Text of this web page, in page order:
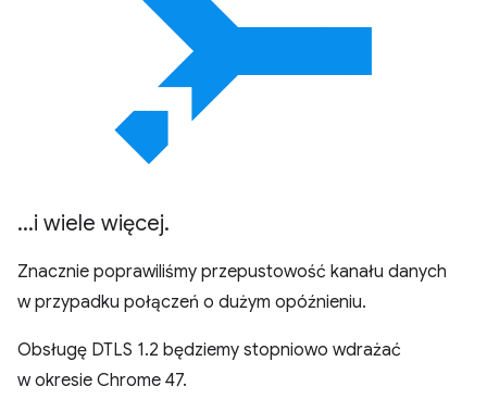
...i wiele więcej.
Znacznie poprawiliśmy przepustowość kanału danych
w przypadku połączeń o dużym opóźnieniu.
Obsługę DTLS 1.2 będziemy stopniowo wdrażać
w okresie Chrome 47.